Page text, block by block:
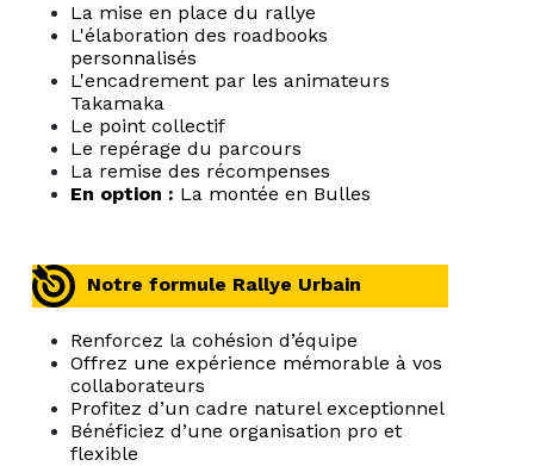
La mise en place du rallye
L'élaboration des roadbooks
personnalisés
L'encadrement par les animateurs
Takamaka
Le point collectif
Le repérage du parcours
La remise des récompenses
En option : La montée en Bulles
Notre formule Rallye Urbain
Renforcez la cohésion d’équipe
Offrez une expérience mémorable à vos
collaborateurs
Profitez d’un cadre naturel exceptionnel
Bénéficiez d’une organisation pro et
flexible